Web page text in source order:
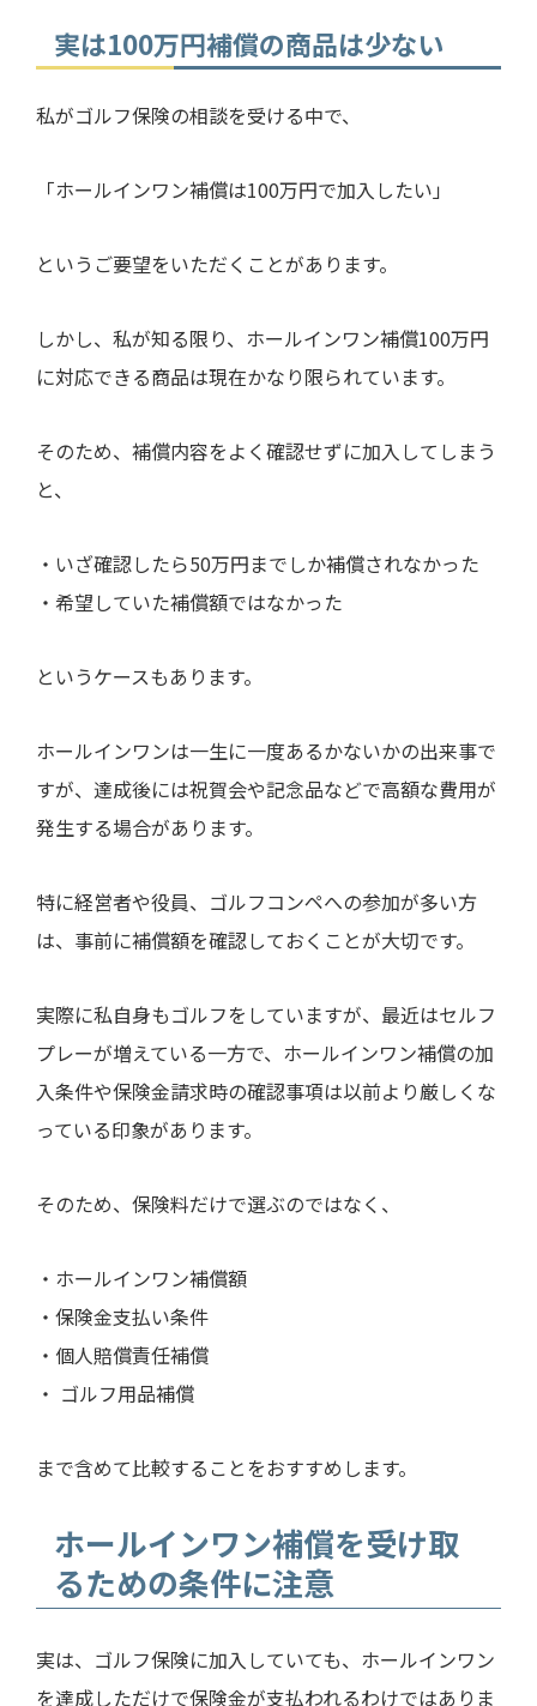
実は100万円補償の商品は少ない
私がゴルフ保険の相談を受ける中で、
「ホールインワン補償は100万円で加入したい」
というご要望をいただくことがあります。
しかし、私が知る限り、ホールインワン補償100万円
に対応できる商品は現在かなり限られています。
そのため、補償内容をよく確認せずに加入してしまう
と、
・いざ確認したら50万円までしか補償されなかった
・希望していた補償額ではなかった
というケースもあります。
ホールインワンは一生に一度あるかないかの出来事で
すが、達成後には祝賀会や記念品などで高額な費用が
発生する場合があります。
特に経営者や役員、ゴルフコンペへの参加が多い方
は、事前に補償額を確認しておくことが大切です。
実際に私自身もゴルフをしていますが、最近はセルフ
プレーが増えている一方で、ホールインワン補償の加
入条件や保険金請求時の確認事項は以前より厳しくな
っている印象があります。
そのため、保険料だけで選ぶのではなく、
・ホールインワン補償額
・保険金支払い条件
・個人賠償責任補償
・ ゴルフ用品補償
まで含めて比較することをおすすめします。
ホールインワン補償を受け取
るための条件に注意
実は、ゴルフ保険に加入していても、ホールインワン
を達成しただけで保険金が支払われるわけではありま